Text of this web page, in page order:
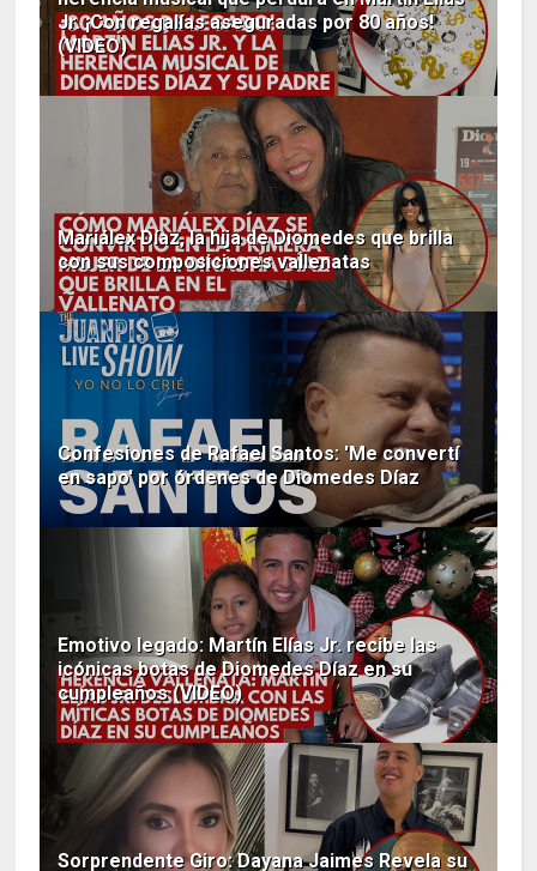
Jr. ¡Con regalías aseguradas por 80 años!
(VIDEO)
Mariálex Díaz, la hija de Diomedes que brilla
con sus composiciones vallenatas
Confesiones de Rafael Santos: 'Me convertí
en sapo' por órdenes de Diomedes Díaz
Emotivo legado: Martín Elías Jr. recibe las
icónicas botas de Diomedes Díaz en su
cumpleaños (VIDEO)
Sorprendente Giro: Dayana Jaimes Revela su